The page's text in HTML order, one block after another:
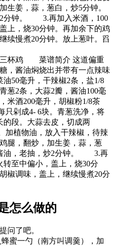
生姜，蒜，葱白，炒5分钟。
2分钟。 3.再加入米酒，100
上，烧30分钟。再加余下的鸡
续慢煮20分钟。放上葱叶。舀
杯鸡 菜谱简介 这道偏重
，酱油焖烧出并带有一点辣味
毫升，干辣椒2条，盐1/8
葱2条，大蒜2瓣，酱油100毫
米酒200毫升，胡椒粉1/8茶
成4- 6块。青葱洗净，将
的段。大蒜去皮，切成两
植物油，放入干辣椒，待辣
腿，翻炒，加生姜，蒜，葱
油，老抽，炒2分钟。 3.再
转至中偏小，盖上，烧30分
椒调味，盖上，继续慢煮20分
怎么做的
问了吧。
蜜一勺（南方叫调羹），加